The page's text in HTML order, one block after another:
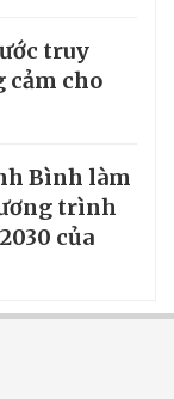
truy
cảm cho
Bình làm
trình
của